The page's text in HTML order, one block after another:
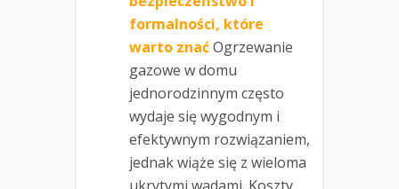
formalności, które
warto znaćOgrzewanie
gazowe w domu
jednorodzinnym często
wydaje się wygodnym i
efektywnym rozwiązaniem,
jednak wiąże się z wieloma